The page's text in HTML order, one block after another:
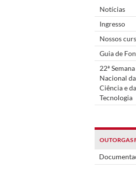
Notícias
Ingresso
Nossos
Guia de
22ª Semana
Nacional da
Ciência e da
Tecnologia
OUTORGAS